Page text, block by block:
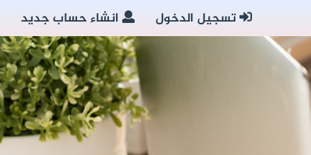
تسجيل الدخول انشاء حساب جديد